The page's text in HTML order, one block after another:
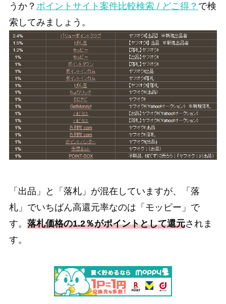
うか？ ポイントサイト案件比較検索 / どこ得？ で検
索してみましょう。
「出品」と「落札」が混在していますが、「落
札」でいちばん高還元率なのは「モッピー」で
す。 落札価格の1.2％がポイントとして還元されま
す。